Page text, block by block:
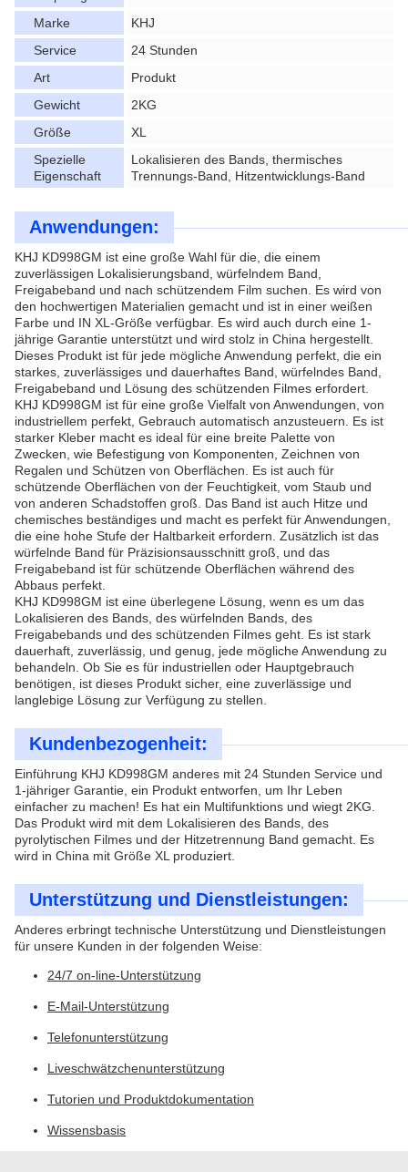
Marke
KHJ
Service
24 Stunden
Art
Produkt
Gewicht
2KG
Größe
XL
Spezielle
Eigenschaft
Lokalisieren des Bands, thermisches
Trennungs-Band, Hitzentwicklungs-Band
Anwendungen:
KHJ KD998GM ist eine große Wahl für die, die einem
zuverlässigen Lokalisierungsband, würfelndem Band,
Freigabeband und nach schützendem Film suchen. Es wird von
den hochwertigen Materialien gemacht und ist in einer weißen
Farbe und IN XL-Größe verfügbar. Es wird auch durch eine 1-
jährige Garantie unterstützt und wird stolz in China hergestellt.
Dieses Produkt ist für jede mögliche Anwendung perfekt, die ein
starkes, zuverlässiges und dauerhaftes Band, würfelndes Band,
Freigabeband und Lösung des schützenden Filmes erfordert.
KHJ KD998GM ist für eine große Vielfalt von Anwendungen, von
industriellem perfekt, Gebrauch automatisch anzusteuern. Es ist
starker Kleber macht es ideal für eine breite Palette von
Zwecken, wie Befestigung von Komponenten, Zeichnen von
Regalen und Schützen von Oberflächen. Es ist auch für
schützende Oberflächen von der Feuchtigkeit, vom Staub und
von anderen Schadstoffen groß. Das Band ist auch Hitze und
chemisches beständiges und macht es perfekt für Anwendungen,
die eine hohe Stufe der Haltbarkeit erfordern. Zusätzlich ist das
würfelnde Band für Präzisionsausschnitt groß, und das
Freigabeband ist für schützende Oberflächen während des
Abbaus perfekt.
KHJ KD998GM ist eine überlegene Lösung, wenn es um das
Lokalisieren des Bands, des würfelnden Bands, des
Freigabebands und des schützenden Filmes geht. Es ist stark
dauerhaft, zuverlässig, und genug, jede mögliche Anwendung zu
behandeln. Ob Sie es für industriellen oder Hauptgebrauch
benötigen, ist dieses Produkt sicher, eine zuverlässige und
langlebige Lösung zur Verfügung zu stellen.
Kundenbezogenheit:
Einführung KHJ KD998GM anderes mit 24 Stunden Service und
1-jähriger Garantie, ein Produkt entworfen, um Ihr Leben
einfacher zu machen! Es hat ein Multifunktions und wiegt 2KG.
Das Produkt wird mit dem Lokalisieren des Bands, des
pyrolytischen Filmes und der Hitzetrennung Band gemacht. Es
wird in China mit Größe XL produziert.
Unterstützung und Dienstleistungen:
Anderes erbringt technische Unterstützung und Dienstleistungen
für unsere Kunden in der folgenden Weise:
24/7 on-line-Unterstützung
E-Mail-Unterstützung
Telefonunterstützung
Liveschwätzchenunterstützung
Tutorien und Produktdokumentation
Wissensbasis